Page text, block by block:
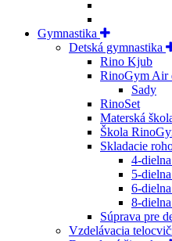
Gymnastika
Detská gymnastika
Rino Kjub
RinoGym Air
Sady
RinoSet
Materská
Škola
Skladacie
4-
5-
6-
8-
Súprava pre
Vzdelávacia